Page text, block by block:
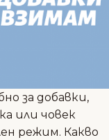
за добавки,
или човек
режим. Какво